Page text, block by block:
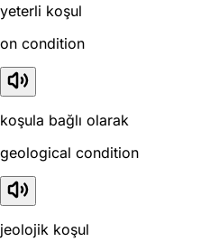
yeterli koşul
on condition
koşula bağlı olarak
geological condition
jeolojik koşul